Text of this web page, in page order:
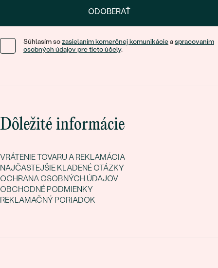
ODOBERAŤ
Súhlasím sozasielaním komerčnej komunikácieaspracovaním
osobných údajov pre tieto účely.
Dôležité informácie
VRÁTENIE TOVARU A REKLAMÁCIA
NAJČASTEJŠIE KLADENÉ OTÁZKY
OCHRANA OSOBNÝCH ÚDAJOV
OBCHODNÉ PODMIENKY
REKLAMAČNÝ PORIADOK